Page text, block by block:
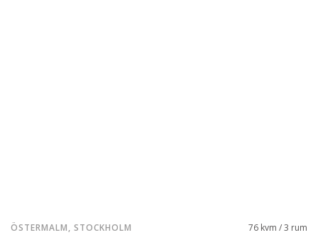
ÖSTERMALM, STOCKHOLM
76 kvm / 3 rum